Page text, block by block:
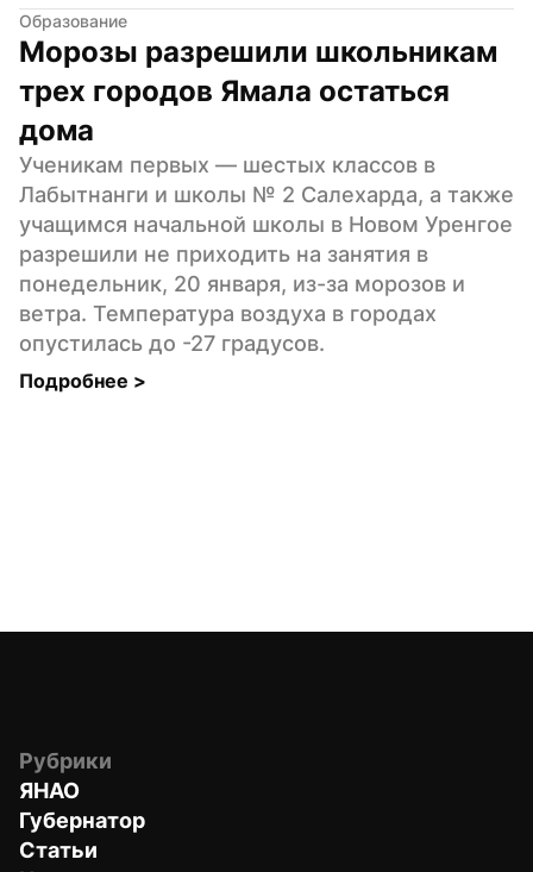
Образование
Морозы разрешили школьникам
трех городов Ямала остаться
дома
Ученикам первых — шестых классов в
Лабытнанги и школы № 2 Салехарда, а также
учащимся начальной школы в Новом Уренгое
разрешили не приходить на занятия в
понедельник, 20 января, из-за морозов и
ветра. Температура воздуха в городах
опустилась до -27 градусов.
Подробнее >
Рубрики
ЯНАО
Губернатор
Статьи